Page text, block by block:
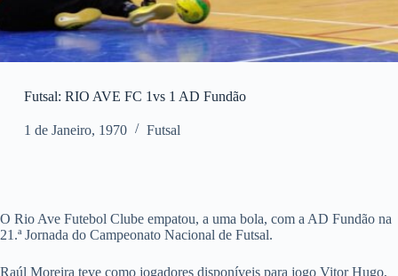
Futsal: RIO AVE FC 1vs 1 AD Fundão
1 de Janeiro, 1970 Futsal
O Rio Ave Futebol Clube empatou, a uma bola, com a AD Fundão na
21.ª Jornada do Campeonato Nacional de Futsal.
Raúl Moreira teve como jogadores disponíveis para jogo Vitor Hugo,